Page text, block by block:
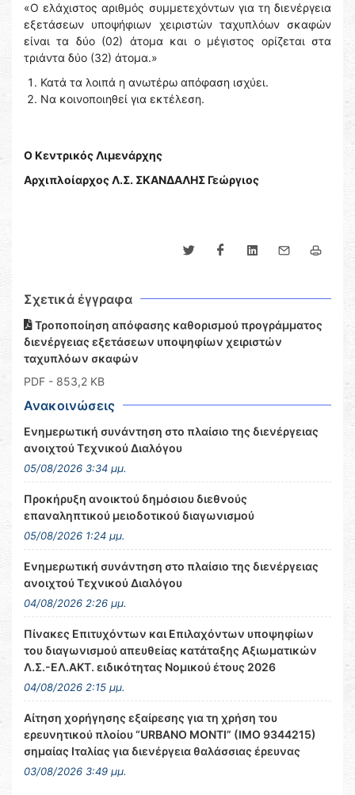
«Ο ελάχιστος αριθμός συμμετεχόντων για τη διενέργεια
εξετάσεων υποψήφιων χειριστών ταχυπλόων σκαφών
είναι τα δύο (02) άτομα και ο μέγιστος ορίζεται στα
τριάντα δύο (32) άτομα.»
Κατά τα λοιπά η ανωτέρω απόφαση ισχύει.
Να κοινοποιηθεί για εκτέλεση.
Ο Κεντρικός Λιμενάρχης
Αρχιπλοίαρχος Λ.Σ. ΣΚΑΝΔΑΛΗΣ Γεώργιος
Σχετικά έγγραφα
Τροποποίηση απόφασης καθορισμού προγράμματος
διενέργειας εξετάσεων υποψηφίων χειριστών
ταχυπλόων σκαφών
PDF - 853,2 KB
Ανακοινώσεις
Ενημερωτική συνάντηση στο πλαίσιο της διενέργειας
ανοιχτού Τεχνικού Διαλόγου
05/08/2026 3:34 μμ.
Προκήρυξη ανοικτού δημόσιου διεθνούς
επαναληπτικού μειοδοτικού διαγωνισμού
05/08/2026 1:24 μμ.
Ενημερωτική συνάντηση στο πλαίσιο της διενέργειας
ανοιχτού Τεχνικού Διαλόγου
04/08/2026 2:26 μμ.
Πίνακες Επιτυχόντων και Επιλαχόντων υποψηφίων
του διαγωνισμού απευθείας κατάταξης Αξιωματικών
Λ.Σ.-ΕΛ.ΑΚΤ. ειδικότητας Νομικού έτους 2026
04/08/2026 2:15 μμ.
Αίτηση χορήγησης εξαίρεσης για τη χρήση του
ερευνητικού πλοίου “URBANO MONTI” (IMO 9344215)
σημαίας Ιταλίας για διενέργεια θαλάσσιας έρευνας
03/08/2026 3:49 μμ.